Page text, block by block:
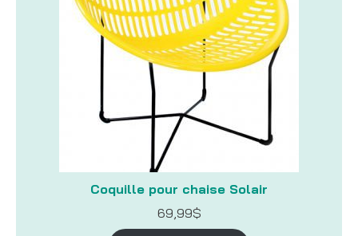
Coquille pour chaise Solair
69,99$